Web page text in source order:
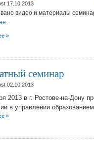
17.10.2013
видео и материалы
»
семинар
02.10.2013
2013 в г. Ростове-на-Дону
в управлении
»